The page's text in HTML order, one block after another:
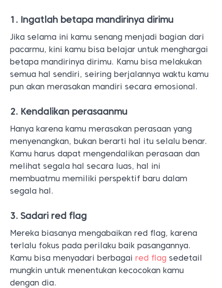
1. Ingatlah betapa mandirinya dirimu
Jika selama ini kamu senang menjadi bagian dari
pacarmu, kini kamu bisa belajar untuk menghargai
betapa mandirinya dirimu. Kamu bisa melakukan
semua hal sendiri, seiring berjalannya waktu kamu
pun akan merasakan mandiri secara emosional.
2. Kendalikan perasaanmu
Hanya karena kamu merasakan perasaan yang
menyenangkan, bukan berarti hal itu selalu benar.
Kamu harus dapat mengendalikan perasaan dan
melihat segala hal secara luas, hal ini
membuatmu memiliki perspektif baru dalam
segala hal.
3. Sadari red flag
Mereka biasanya mengabaikan red flag, karena
terlalu fokus pada perilaku baik pasangannya.
Kamu bisa menyadari berbagai red flag sedetail
mungkin untuk menentukan kecocokan kamu
dengan dia.